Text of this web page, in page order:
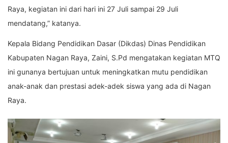
Raya, kegiatan ini dari hari ini 27 Juli sampai 29 Juli
mendatang,” katanya.
Kepala Bidang Pendidikan Dasar (Dikdas) Dinas Pendidikan
Kabupaten Nagan Raya, Zaini, S.Pd mengatakan kegiatan MTQ
ini gunanya bertujuan untuk meningkatkan mutu pendidikan
anak-anak dan prestasi adek-adek siswa yang ada di Nagan
Raya.